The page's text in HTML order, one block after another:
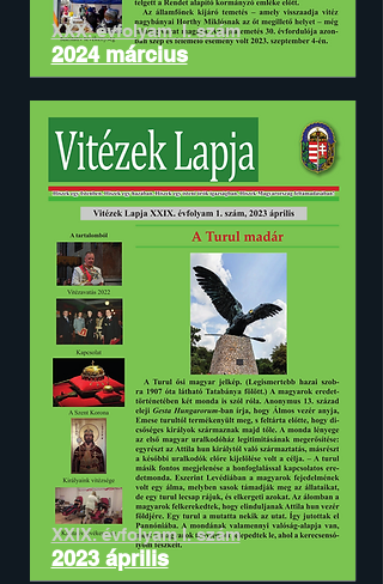
XXX. évfolyam I. szám
2024 március
XXIX. évfolyamI. szám
2023 április